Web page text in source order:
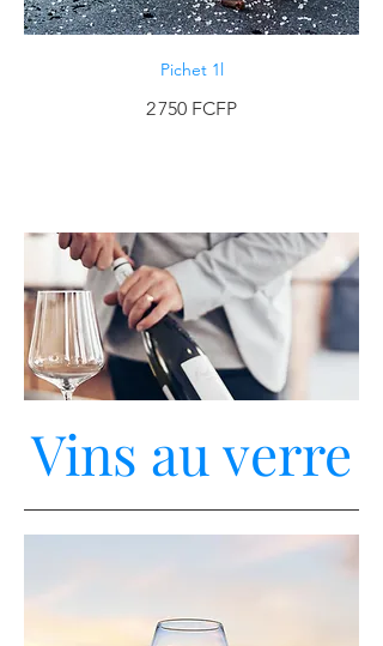
Pichet 1l
2 750 FCFP
Vins au verre